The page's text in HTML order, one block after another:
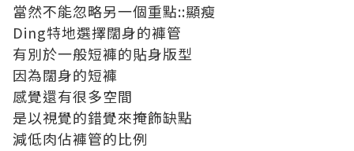
當然不能忽略另一個重點::顯瘦
Ding特地選擇闊身的褲管
有別於一般短褲的貼身版型
因為闊身的短褲
感覺還有很多空間
是以視覺的錯覺來掩飾缺點
減低肉佔褲管的比例